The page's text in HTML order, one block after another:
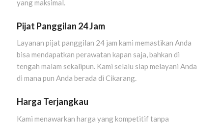
yang maksimal.
Pijat Panggilan 24 Jam
Layanan pijat panggilan 24 jam kami memastikan Anda
bisa mendapatkan perawatan kapan saja, bahkan di
tengah malam sekalipun. Kami selalu siap melayani Anda
di mana pun Anda berada di Cikarang.
Harga Terjangkau
Kami menawarkan harga yang kompetitif tanpa